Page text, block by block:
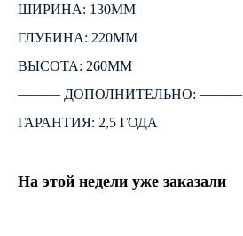
ШИРИНА: 130ММ
ГЛУБИНА: 220ММ
ВЫСОТА: 260ММ
――― ДОПОЛНИТЕЛЬНО: ―――
ГАРАНТИЯ: 2,5 ГОДА
На этой недели уже заказали